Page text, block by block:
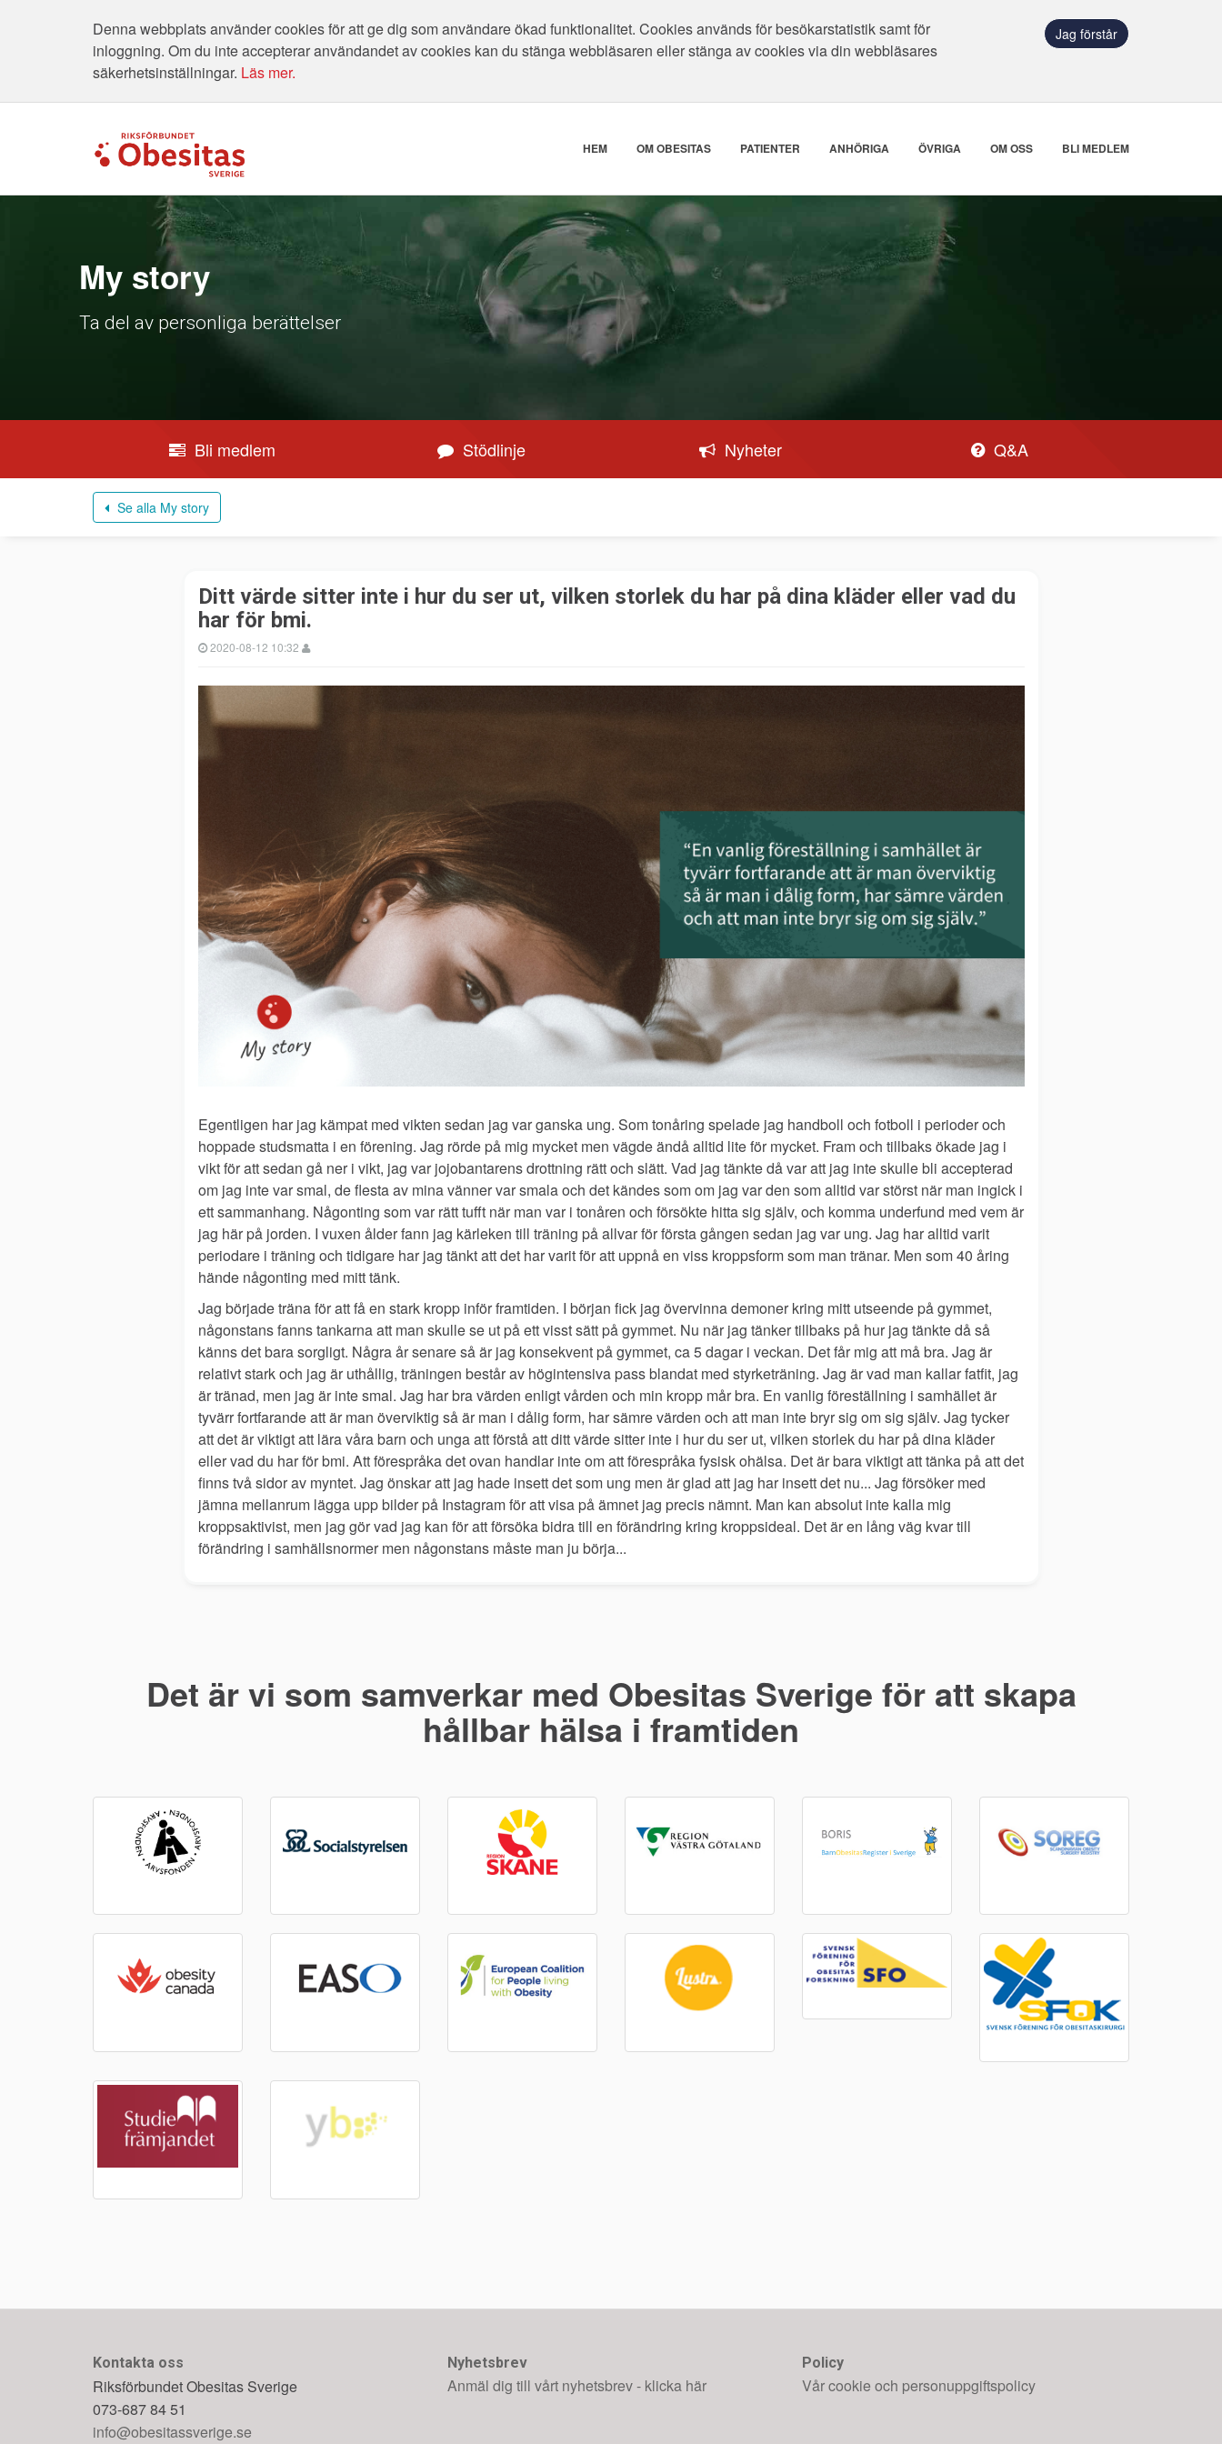
Denna webbplats använder cookies för att ge dig som användare ökad funktionalitet. Cookies används för besökarstatistik samt för
inloggning. Om du inte accepterar användandet av cookies kan du stänga webbläsaren eller stänga av cookies via din webbläsares
säkerhetsinställningar. Läs mer.
Jag förstår
HEM OM OBESITAS PATIENTER ANHÖRIGA ÖVRIGA OM OSS BLI MEDLEM
My story
Ta del av personliga berättelser
Bli medlem Stödlinje Nyheter Q&A
Se alla My story
Ditt värde sitter inte i hur du ser ut, vilken storlek du har på dina kläder eller vad du
har för bmi.
2020-08-12 10:32
Egentligen har jag kämpat med vikten sedan jag var ganska ung. Som tonåring spelade jag handboll och fotboll i perioder och
hoppade studsmatta i en förening. Jag rörde på mig mycket men vägde ändå alltid lite för mycket. Fram och tillbaks ökade jag i
vikt för att sedan gå ner i vikt, jag var jojobantarens drottning rätt och slätt. Vad jag tänkte då var att jag inte skulle bli accepterad
om jag inte var smal, de flesta av mina vänner var smala och det kändes som om jag var den som alltid var störst när man ingick i
ett sammanhang. Någonting som var rätt tufft när man var i tonåren och försökte hitta sig själv, och komma underfund med vem är
jag här på jorden. I vuxen ålder fann jag kärleken till träning på allvar för första gången sedan jag var ung. Jag har alltid varit
periodare i träning och tidigare har jag tänkt att det har varit för att uppnå en viss kroppsform som man tränar. Men som 40 åring
hände någonting med mitt tänk.
Jag började träna för att få en stark kropp inför framtiden. I början fick jag övervinna demoner kring mitt utseende på gymmet,
någonstans fanns tankarna att man skulle se ut på ett visst sätt på gymmet. Nu när jag tänker tillbaks på hur jag tänkte då så
känns det bara sorgligt. Några år senare så är jag konsekvent på gymmet, ca 5 dagar i veckan. Det får mig att må bra. Jag är
relativt stark och jag är uthållig, träningen består av högintensiva pass blandat med styrketräning. Jag är vad man kallar fatfit, jag
är tränad, men jag är inte smal. Jag har bra värden enligt vården och min kropp mår bra. En vanlig föreställning i samhället är
tyvärr fortfarande att är man överviktig så är man i dålig form, har sämre värden och att man inte bryr sig om sig själv. Jag tycker
att det är viktigt att lära våra barn och unga att förstå att ditt värde sitter inte i hur du ser ut, vilken storlek du har på dina kläder
eller vad du har för bmi. Att förespråka det ovan handlar inte om att förespråka fysisk ohälsa. Det är bara viktigt att tänka på att det
finns två sidor av myntet. Jag önskar att jag hade insett det som ung men är glad att jag har insett det nu... Jag försöker med
jämna mellanrum lägga upp bilder på Instagram för att visa på ämnet jag precis nämnt. Man kan absolut inte kalla mig
kroppsaktivist, men jag gör vad jag kan för att försöka bidra till en förändring kring kroppsideal. Det är en lång väg kvar till
förändring i samhällsnormer men någonstans måste man ju börja...
Det är vi som samverkar med Obesitas Sverige för att skapa
hållbar hälsa i framtiden
Kontakta oss
Riksförbundet Obesitas Sverige
073-687 84 51
info@obesitassverige.se
Nyhetsbrev
Anmäl dig till vårt nyhetsbrev - klicka här
Policy
Vår cookie och personuppgiftspolicy